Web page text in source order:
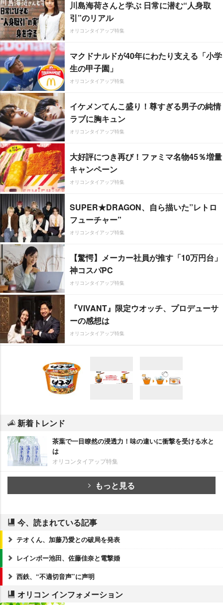
川島海荷さんと学ぶ 日常に潜む“人身取
引”のリアル
オリコンタイアップ特集
マクドナルドが40年にわたり支える「小学
生の甲子園」
オリコンタイアップ特集
イケメンてんこ盛り！尊すぎる男子の純情
ラブに胸キュン
オリコンタイアップ特集
大好評につき再び！ファミマ名物45％増量
キャンペーン
オリコンタイアップ特集
SUPER★DRAGON、自ら描いた”レトロ
フューチャー”
オリコンタイアップ特集
【驚愕】メーカー社員が推す「10万円台」
神コスパPC
オリコンタイアップ特集
『VIVANT』限定ウオッチ、プロデューサ
ーの感想は
オリコンタイアップ特集
新着トレンド
茶葉で一目瞭然の浸透力！味の違いに衝撃を受ける水と
は
オリコンタイアップ特集
もっと見る
今、読まれている記事
テオくん、加藤乃愛との破局を発表
レインボー池田、佐藤佳奈と電撃婚
西鉄、“不適切音声”に声明
オリコン インフォメーション